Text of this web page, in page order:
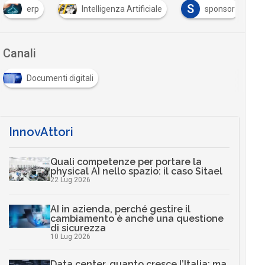
erp Intelligenza Artificiale S sponsor
Canali
Documenti digitali
InnovAttori
Quali competenze per portare la
physical AI nello spazio: il caso Sitael
22 Lug 2026
AI in azienda, perché gestire il
cambiamento è anche una questione
di sicurezza
10 Lug 2026